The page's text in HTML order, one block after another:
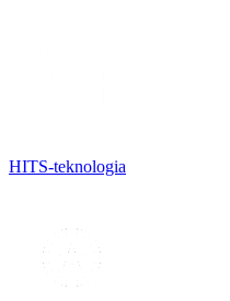
HITS-teknologia